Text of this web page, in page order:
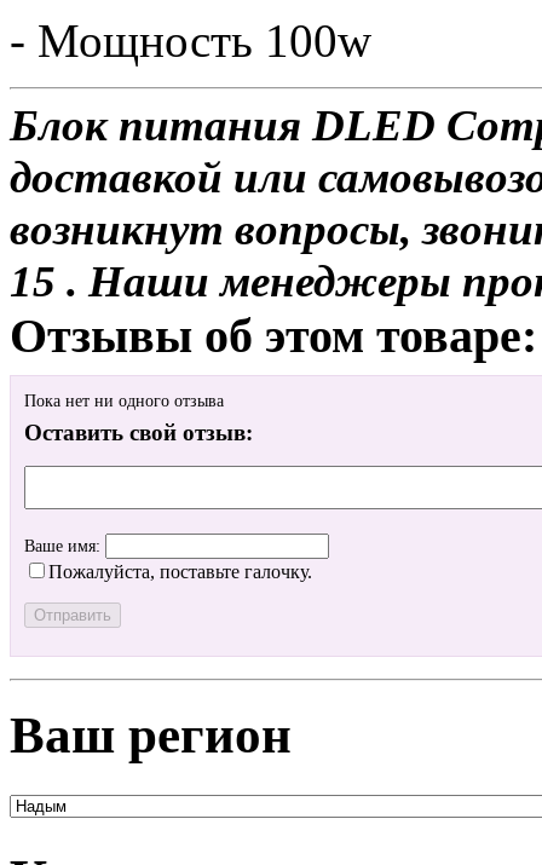
- Мощность 100w
Блок питания DLED
доставкой или
возникнут вопросы,
15 . Наши менеджеры
Отзывы об этом товаре:
Пока нет ни одного отзыва
Оставить свой отзыв:
Ваше имя:
Пожалуйста, поставьте галочку.
Ваш регион